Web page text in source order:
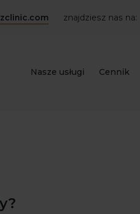
znajdziesz nas na:
Nasze usługi Cennik